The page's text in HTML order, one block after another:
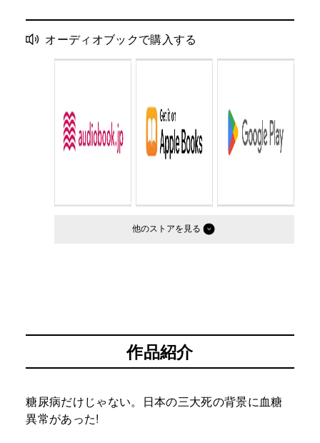
オーディオブックで購入する
他のストア
作品紹介
糖尿病だけじゃない。日本の三大死の背景に血糖
異常があった!